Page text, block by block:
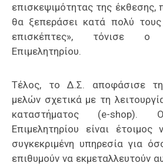
επισκεψιμότητας της έκθεσης,
θα ξεπεράσει κατά πολύ
επισκέπτες», τόνισε
Επιμελητηρίου.
Τέλος, το Δ.Σ. αποφάσισε
μελών σχετικά με τη
καταστήματος (e-
Επιμελητηρίου είναι έτοιμος
συγκεκριμένη υπηρεσία για
επιθυμούν να εκμεταλλευτούν